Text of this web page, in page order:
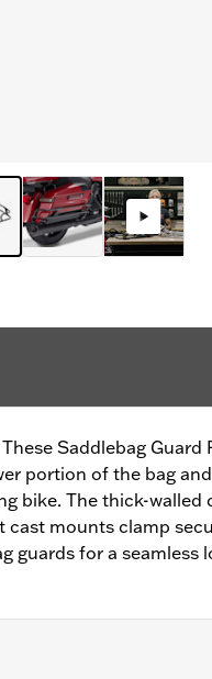
Saddlebag Guard
portion of the bag
bike. The thick-walled
cast mounts clamp
guards for a seamless